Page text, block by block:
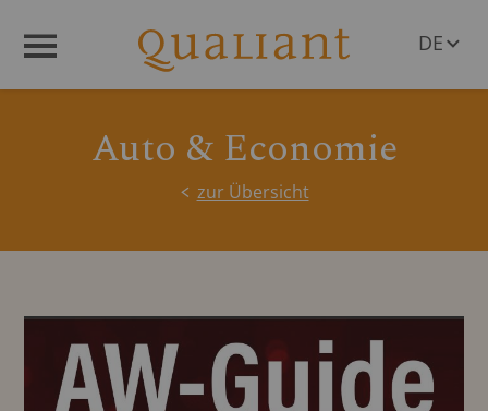
DE
Auto & Economie
zur Übersicht